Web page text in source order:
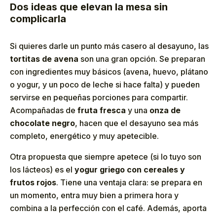
Dos ideas que elevan la mesa sin
complicarla
Si quieres darle un punto más casero al desayuno, las
tortitas de avena son una gran opción. Se preparan
con ingredientes muy básicos (avena, huevo, plátano
o yogur, y un poco de leche si hace falta) y pueden
servirse en pequeñas porciones para compartir.
Acompañadas de fruta fresca y una onza de
chocolate negro, hacen que el desayuno sea más
completo, energético y muy apetecible.
Otra propuesta que siempre apetece (si lo tuyo son
los lácteos) es el yogur griego con cereales y
frutos rojos. Tiene una ventaja clara: se prepara en
un momento, entra muy bien a primera hora y
combina a la perfección con el café. Además, aporta